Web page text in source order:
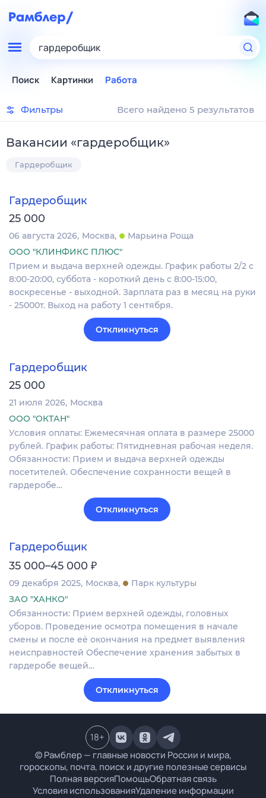
гардеробщик
Поиск Картинки Работа
Фильтры Всего найдено 5 результатов
Вакансии «гардеробщик»
Гардеробщик
Гардеробщик
25 000
06 августа 2026 Москва
Марьина Роща
ООО "КЛИНФИКС ПЛЮС"
Прием и выдача верхней одежды. График работы 2/2 с
8:00-20:00, суббота - короткий день с 8:00-15:00,
воскресенье - выходной. Зарплата раз в месяц на руки
- 25000т. Выход на работу 1 сентября.
Откликнуться
Гардеробщик
25 000
21 июля 2026 Москва
ООО "ОКТАН"
Условия оплаты: Ежемесячная оплата в размере 25000
рублей. График работы: Пятидневная рабочая неделя.
Обязанности: Прием и выдача верхней одежды
посетителей. Обеспечение сохранности вещей в
гардеробе…
Откликнуться
Гардеробщик
35 000–45 000 ₽
09 декабря 2025 Москва
Парк культуры
ЗАО "ХАНКО"
Обязанности: Прием верхней одежды, головных
уборов. Проведение осмотра помещения в начале
смены и после её окончания на предмет выявления
неисправностей Обеспечение хранения забытых в
гардеробе вещей…
Откликнуться
© Рамблер — главные новости России и мира,
гороскопы, почта, поиск и другие полезные сервисы
Полная версияПомощьОбратная связь
Условия использованияУдаление информации
18+